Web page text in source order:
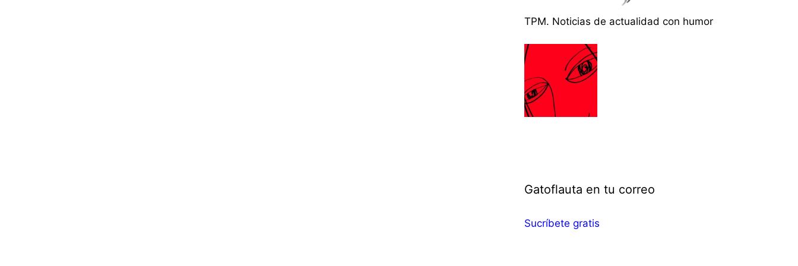
TPM. Noticias de actualidad con humor
Gatoflauta en tu correo
Sucríbete gratis